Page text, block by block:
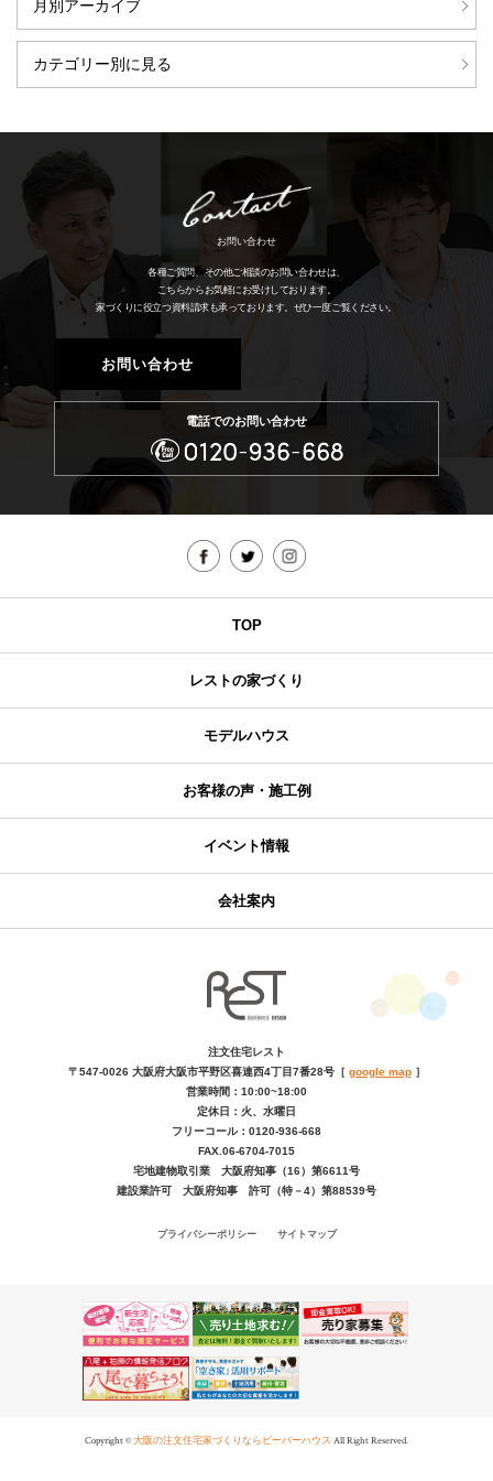
月別アーカイブ
カテゴリー別に見る
お問い合わせ
各種ご質問、その他ご相談のお問い合わせは、
こちらからお気軽にお受けしております。
家づくりに役立つ資料請求も承っております。 ぜひ一度ご覧ください。
お問い合わせ
電話でのお問い合わせ
TOP
レストの家づくり
モデルハウス
お客様の声・施工例
イベント情報
会社案内
注文住宅レスト
〒547-0026 大阪府大阪市平野区喜連西4丁目7番28号［ google map］
営業時間：10:00~18:00
定休日：火、水曜日
フリーコール：0120-936-668
FAX.06-6704-7015
宅地建物取引業 大阪府知事（16）第6611号
建設業許可 大阪府知事 許可（特－4）第88539号
プライバシーポリシー サイトマップ
Copyright ©大阪の注文住宅家づくりならビーバーハウス All Right Reserved.